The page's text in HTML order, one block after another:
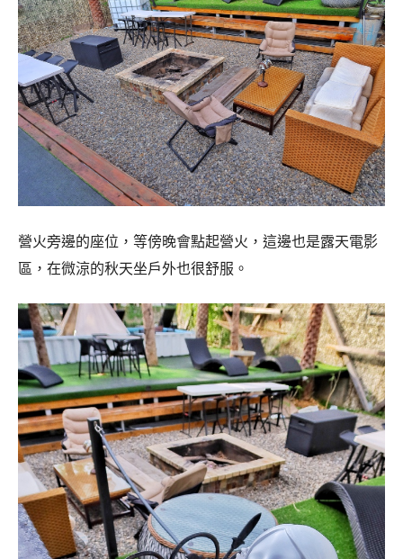
營火旁邊的座位，等傍晚會點起營火，這邊也是露天電影
區，在微涼的秋天坐戶外也很舒服。